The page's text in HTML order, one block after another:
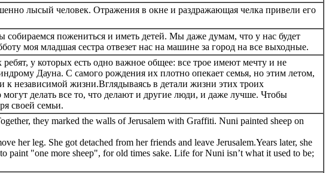
лысый человек. Отражения в окне и раздражающая челка привели его
пожениться и иметь детей. Мы даже думам, что у нас будет
моя младшая сестра отвезет нас на машине за город на все выходные.
у которых есть одно важное общее: все трое имеют мечту и не
Дауна. С самого рождения их плотно опекает семья, но этим летом,
независимой жизни.Вглядываясь в детали жизни этих троих
делать все то, что делают и другие люди, и даже лучше. Чтобы
своей семьи.
they marked the walls of Jerusalem with Graffiti. Nuni painted sheep on
her leg. She got detached from her friends and leave Jerusalem.Years later, she
"one more sheep", for old times sake. Life for Nuni isn’t what it used to be;